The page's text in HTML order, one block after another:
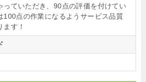
っていただき、90点の評価を付けてい
100点の作業になるようサービス品質
す！